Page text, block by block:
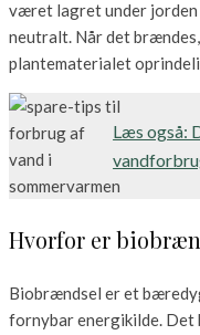
været lagret under
neutralt. Når det
plantematerialet
Læs også:
Hvorfor er
Biobrændsel er et
fornybar energikilde.